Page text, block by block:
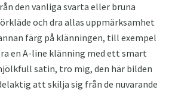
den vanliga svarta eller bruna
och dra allas uppmärksamhet
färg på klänningen, till exempel
en A-line klänning med ett smart
satin, tro mig, den här bilden
att skilja sig från de nuvarande